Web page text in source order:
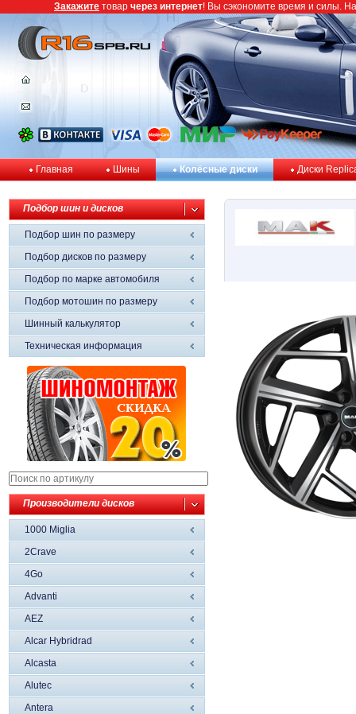
Главная Шины Колёсные диски Диски
Подбор шин и дисков
Подбор шин по размеру
Подбор дисков по размеру
Подбор по марке автомобиля
Подбор мотошин по размеру
Шинный калькулятор
Техническая информация
Производители дисков
1000 Miglia
2Crave
4Go
Advanti
AEZ
Alcar Hybridrad
Alcasta
Alutec
Antera
Закажите товар через интернет! Вы сэкономите время и силы.